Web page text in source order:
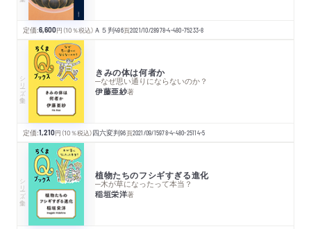
定価:6,600円 （10％税込） Ａ５判496頁2021/10/28978-4-480-75233-8
シリーズ・全集 きみの体は何者か
─なぜ思い通りにならないのか？
伊藤亜紗著
定価:1,210円 （10％税込）四六変判96頁2021/09/15978-4-480-25114-5
シリーズ・全集 植物たちのフシギすぎる進化
─木が草になったって本当？
稲垣栄洋著